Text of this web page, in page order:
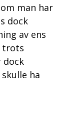
man har
dock
av ens
trots
dock
ha